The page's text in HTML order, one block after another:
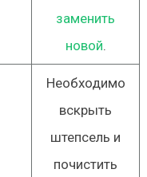
заменить
новой.
Необходимо
вскрыть
штепсель и
почистить